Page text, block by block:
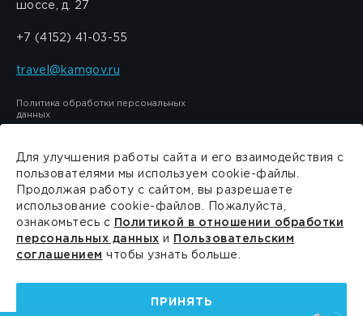
шоссе, д. 27
+7 (4152) 41-03-55
travel@kamgov.ru
Политика обработки персональных
данных
Сделано в
Для улучшения работы сайта и его взаимодействия с
пользователями мы используем cookie-файлы.
Продолжая работу с сайтом, вы разрешаете
использование cookie-файлов. Пожалуйста,
ознакомьтесь с Политикой в отношении обработки
персональных данных и
Пользовательским
соглашением чтобы узнать больше.
ПРИНЯТЬ